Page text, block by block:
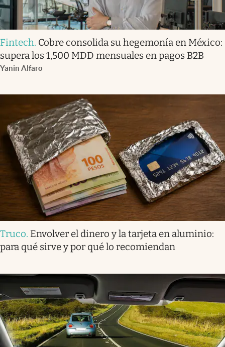
Fintech. Cobre consolida su hegemonía en México:
supera los 1,500 MDD mensuales en pagos B2B
Yanin Alfaro
Truco. Envolver el dinero y la tarjeta en aluminio:
para qué sirve y por qué lo recomiendan